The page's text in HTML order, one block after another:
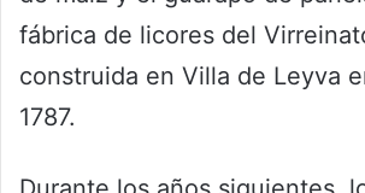
fábrica de licores del
construida en Villa de Leyva
1787.